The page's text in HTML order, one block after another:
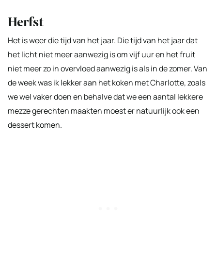
Herfst
Het is weer die tijd van het jaar. Die tijd van het jaar dat
het licht niet meer aanwezig is om vijf uur en het fruit
niet meer zo in overvloed aanwezig is als in de zomer. Van
de week was ik lekker aan het koken met Charlotte, zoals
we wel vaker doen en behalve dat we een aantal lekkere
mezze gerechten maakten moest er natuurlijk ook een
dessert komen.